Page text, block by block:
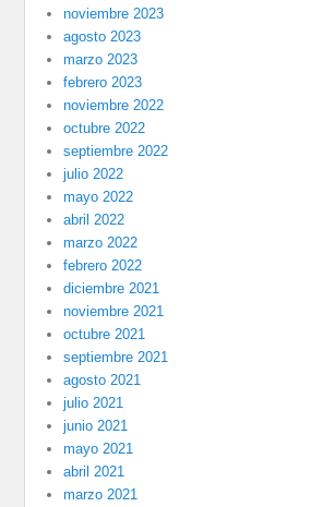
noviembre 2023
agosto 2023
marzo 2023
febrero 2023
noviembre 2022
octubre 2022
septiembre 2022
julio 2022
mayo 2022
abril 2022
marzo 2022
febrero 2022
diciembre 2021
noviembre 2021
octubre 2021
septiembre 2021
agosto 2021
julio 2021
junio 2021
mayo 2021
abril 2021
marzo 2021